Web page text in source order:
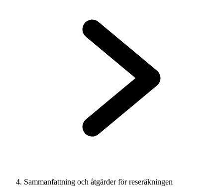
Sammanfattning och åtgärder för reseräkningen